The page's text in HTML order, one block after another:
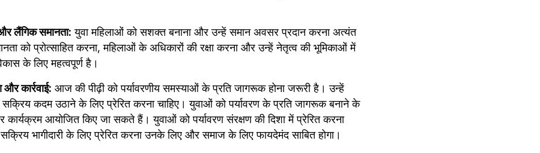
लैंगिक समानता: युवा महिलाओं को सशक्त बनाना और उन्हें समान अवसर प्रदान करना अत्यंत
को प्रोत्साहित करना, महिलाओं के अधिकारों की रक्षा करना और उन्हें नेतृत्व की भूमिकाओं में
के लिए महत्वपूर्ण है।
कार्रवाई: आज की पीढ़ी को पर्यावरणीय समस्याओं के प्रति जागरूक होना जरूरी है। उन्हें
सक्रिय कदम उठाने के लिए प्रेरित करना चाहिए। युवाओं को पर्यावरण के प्रति जागरूक बनाने के
कार्यक्रम आयोजित किए जा सकते हैं। युवाओं को पर्यावरण संरक्षण की दिशा में प्रेरित करना
भागीदारी के लिए प्रेरित करना उनके लिए और समाज के लिए फायदेमंद साबित होगा।